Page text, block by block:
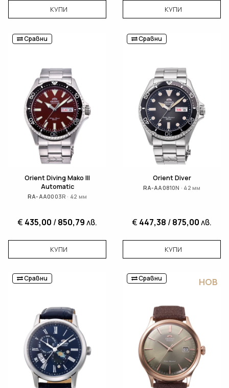
КУПИ КУПИ
Сравни
Orient Diving Mako III
Automatic
RA-AA0003R · 42 мм
€ 435,00 /850,79лв.
КУПИ
Сравни
Orient Diver
RA-AA0810N · 42 мм
€ 447,38 /875,00лв.
КУПИ
Сравни Сравни НОВ